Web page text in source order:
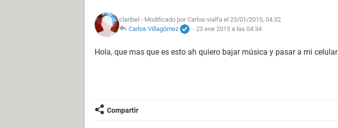
claribel - Modificado por Carlos-vialfa el 23/01/2015, 04:32
Carlos Villagómez
- 23 ene 2015 a las 04:34
Hola, que mas que es esto ah quiero bajar música y pasar a mi celular
Compartir